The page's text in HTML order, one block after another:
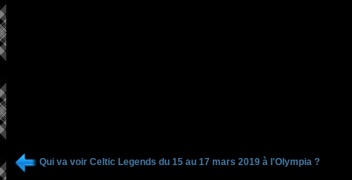
Qui va voir Celtic Legends du 15 au 17 mars 2019 à l'Olympia ?